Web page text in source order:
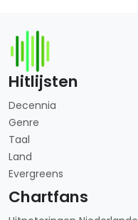
Hitlijsten
Decennia
Genre
Taal
Land
Evergreens
Chartfans